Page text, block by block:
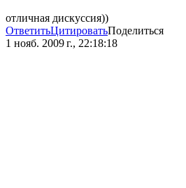
отличная дискуссия))
ОтветитьЦитироватьПоделиться
1 нояб. 2009 г., 22:18:18